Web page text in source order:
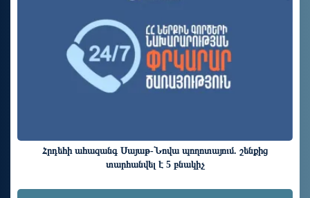
Հրդեհի ահազանգ Սայաթ-Նովա պողոտայում. շենքից
տարհանվել է 5 բնակիչ